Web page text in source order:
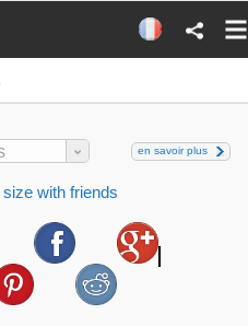
en savoir plus
with friends